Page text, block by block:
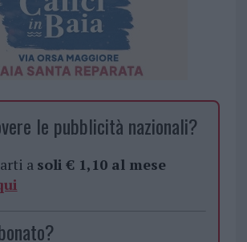
le pubblicità nazionali?
a soli € 1,10 al mese